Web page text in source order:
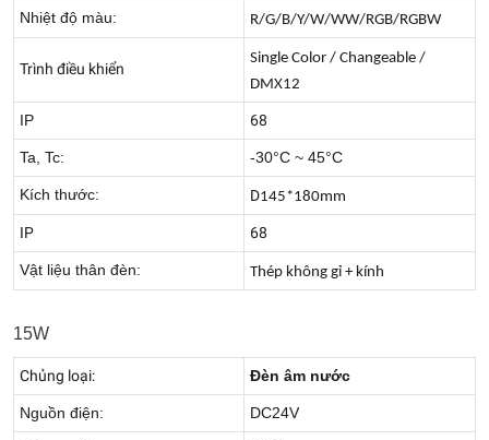
Nhiệt độ màu: R/G/B/Y/W/WW/RGB/RGBW
Trình điều khiển
Single Color / Changeable /
DMX12
IP 68
Ta, Tc: -30°C ~ 45°C
Kích thước: D145*180mm
IP 68
Vật liệu thân đèn: Thép không gỉ + kính
15W
Chủng loại: Đèn âm nước
Nguồn điện: DC24V